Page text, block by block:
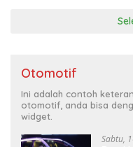
Otomotif
Ini adalah contoh
otomotif, anda bisa
widget.
Sabtu,